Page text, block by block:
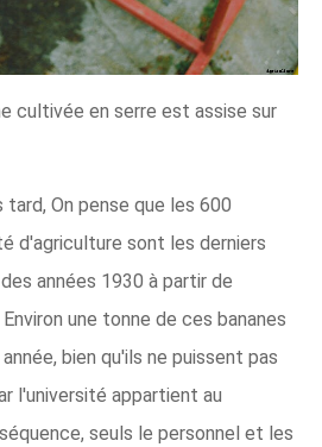
cultivée en serre est assise sur
tard, On pense que les 600
d'agriculture sont les derniers
années 1930 à partir de
une tonne de ces bananes
bien qu'ils ne puissent pas
l'université appartient au
seuls le personnel et les